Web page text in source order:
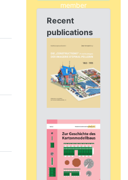
member
Recent
publications